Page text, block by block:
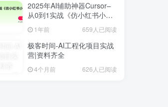
2025年AI辅助神器Cursor–
从0到1实战《仿小红书小程
序》1年前 659人已阅读
极客时间-AI工程化项目实战
营|资料齐全
4个月前 626人已阅读